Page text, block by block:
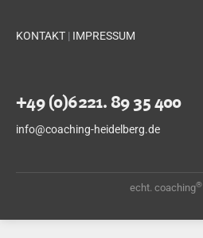
KONTAKT | IMPRESSUM
+49 (0)6221. 89 35 400
info@coaching-heidelberg.de
echt. coaching®